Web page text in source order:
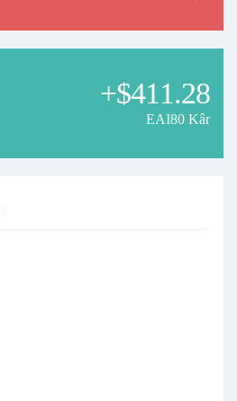
+$411.28
EAI80 Kâr